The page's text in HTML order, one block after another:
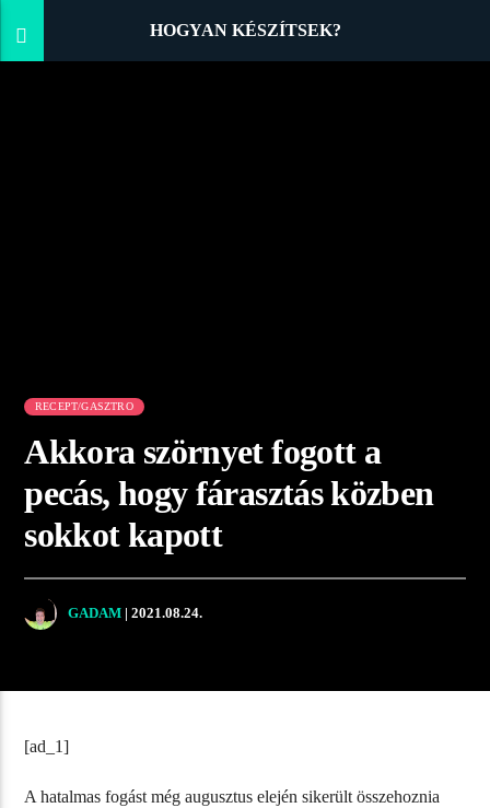
HOGYAN KÉSZÍTSEK?
RECEPT/GASZTRO
Akkora szörnyet fogott a
pecás, hogy fárasztás közben
sokkot kapott
GADAM | 2021.08.24.
[ad_1]
A hatalmas fogást még augusztus elején sikerült összehoznia